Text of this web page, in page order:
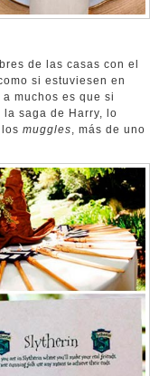
de las casas con el
si estuviesen en
muchos es que si
saga de Harry, lo
muggles, más de uno